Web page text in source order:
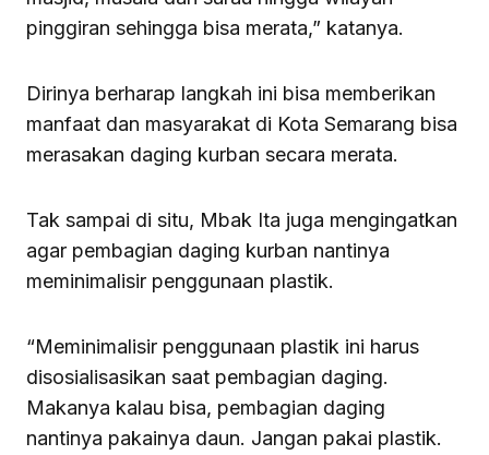
pinggiran sehingga bisa merata,” katanya.
Dirinya berharap langkah ini bisa memberikan
manfaat dan masyarakat di Kota Semarang bisa
merasakan daging kurban secara merata.
Tak sampai di situ, Mbak Ita juga mengingatkan
agar pembagian daging kurban nantinya
meminimalisir penggunaan plastik.
“Meminimalisir penggunaan plastik ini harus
disosialisasikan saat pembagian daging.
Makanya kalau bisa, pembagian daging
nantinya pakainya daun. Jangan pakai plastik.